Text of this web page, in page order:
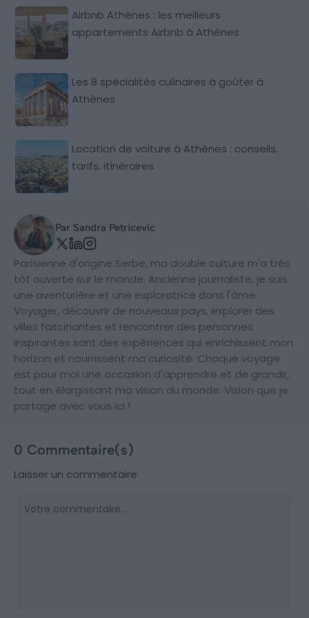
Airbnb Athènes : les meilleurs
appartements Airbnb à Athènes
Les 8 spécialités culinaires à goûter à
Athènes
Location de voiture à Athènes : conseils,
tarifs, itinéraires
Par Sandra Petricevic
Parisienne d'origine Serbe, ma double culture m'a très
tôt ouverte sur le monde. Ancienne journaliste, je suis
une aventurière et une exploratrice dans l'âme.
Voyager, découvrir de nouveaux pays, explorer des
villes fascinantes et rencontrer des personnes
inspirantes sont des expériences qui enrichissent mon
horizon et nourrissent ma curiosité. Chaque voyage
est pour moi une occasion d'apprendre et de grandir,
tout en élargissant ma vision du monde. Vision que je
partage avec vous ici !
0 Commentaire(s)
Laisser un commentaire